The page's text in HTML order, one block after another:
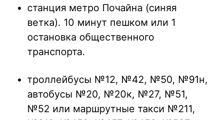
станция метро Почайна (синяя
ветка). 10 минут пешком или 1
остановка общественного
транспорта.
троллейбусы №12, №42, №50, №91н,
автобусы №20, №20к, №27, №51,
№52 или маршрутные такси №211,